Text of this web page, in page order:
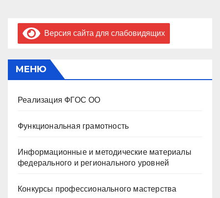
Версия сайта для слабовидящих
МЕНЮ
Реализация ФГОС ОО
Функциональная грамотность
Информационные и методические материалы
федерального и регионального уровней
Конкурсы профессионального мастерства